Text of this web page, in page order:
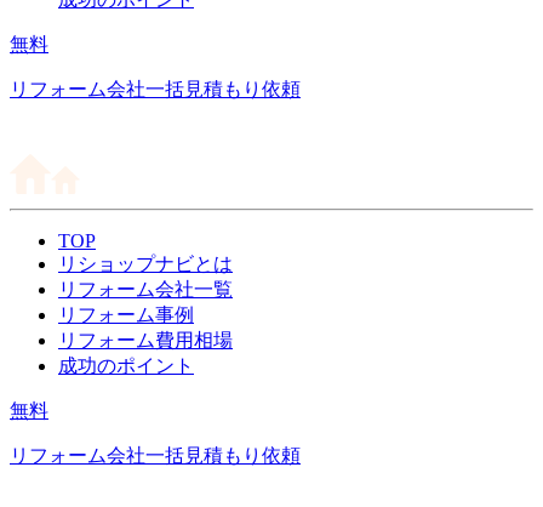
無料
リフォーム会社一括見積もり依頼
TOP
リショップナビとは
リフォーム会社一覧
リフォーム事例
リフォーム費用相場
成功のポイント
無料
リフォーム会社一括見積もり依頼